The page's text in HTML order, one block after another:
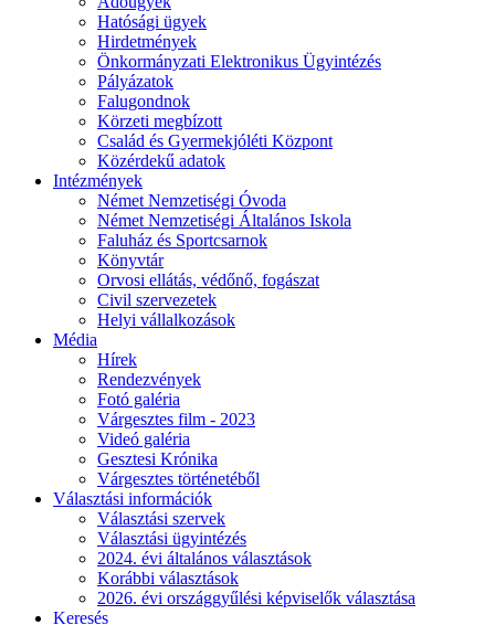
Hatósági ügyek
Hirdetmények
Önkormányzati Elektronikus Ügyintézés
Pályázatok
Falugondnok
Körzeti megbízott
Család és Gyermekjóléti Központ
Közérdekű adatok
Intézmények
Német Nemzetiségi Óvoda
Német Nemzetiségi Általános Iskola
Faluház és Sportcsarnok
Könyvtár
Orvosi ellátás, védőnő, fogászat
Civil szervezetek
Helyi vállalkozások
Média
Hírek
Rendezvények
Fotó galéria
Várgesztes film - 2023
Videó galéria
Gesztesi Krónika
Várgesztes történetéből
Választási információk
Választási szervek
Választási ügyintézés
2024. évi általános választások
Korábbi választások
2026. évi országgyűlési képviselők választása
Keresés